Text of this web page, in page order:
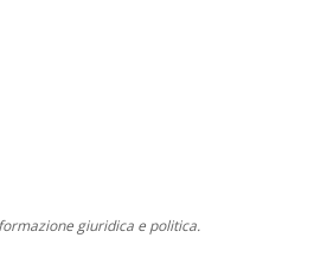
giuridica e politica.